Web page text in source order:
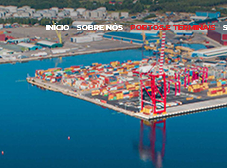
INÍCIO SOBRE NÓS PORTOS E TERMINAIS